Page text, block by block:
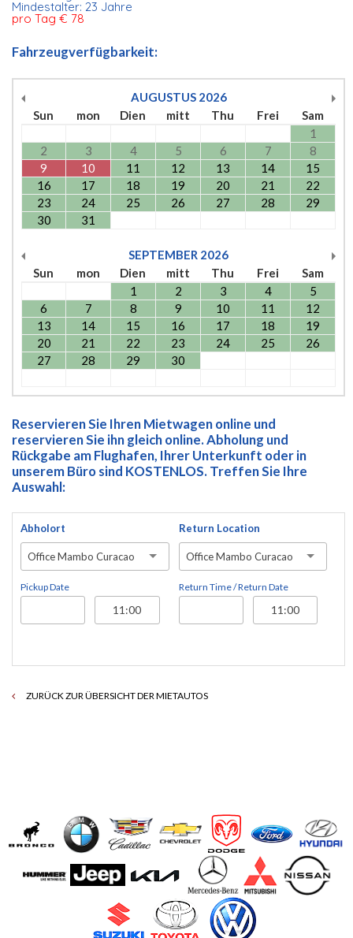
Mindestalter: 23 Jahre
pro Tag € 78
Fahrzeugverfügbarkeit:
AUGUSTUS 2026
Sun
mon Dien mitt Thu Frei
Sam
1
2
3 4 5 6 7
8
9
10 11 12 13 14
15
16
17 18 19 20 21
22
23
24 25 26 27 28
29
30
31
SEPTEMBER 2026
Sun
mon Dien mitt Thu Frei
Sam
1
2 3 4
5
6
7 8 9 10 11
12
13
14 15 16 17 18
19
20
21 22 23 24 25
26
27
28 29 30
Reservieren Sie Ihren Mietwagen online und
reservieren Sie ihn gleich online. Abholung und
Rückgabe am Flughafen, Ihrer Unterkunft oder in
unserem Büro sind KOSTENLOS. Treffen Sie Ihre
Auswahl:
Abholort
Office Mambo Curacao
Pickup Date
Return Location
Office Mambo Curacao
Return Time / Return Date
ZURÜCK ZUR ÜBERSICHT DER MIETAUTOS